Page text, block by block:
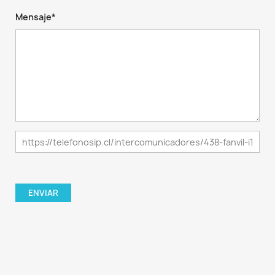
Mensaje*